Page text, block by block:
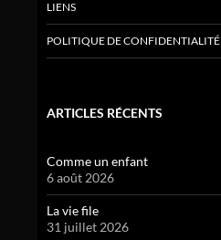
LIENS
POLITIQUE DE CONFIDENTIALITÉ
ARTICLES RÉCENTS
Comme un enfant
6 août 2026
La vie file
31 juillet 2026